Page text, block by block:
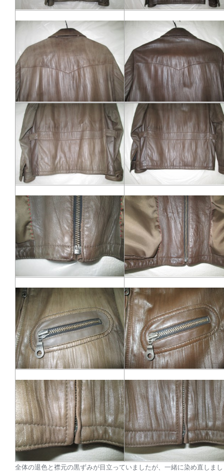
全体の退色と襟元の黒ずみが目立っていましたが、一緒に染め直しまし